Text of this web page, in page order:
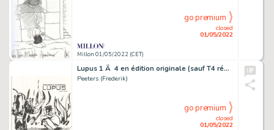
Millon 01/05/2022 (CET)
closed
01/05/2022
go premium
Lupus 1 Ã 4 en édition originale (sauf T4 ré…
Peeters (Frederik)
closed
01/05/2022
go premium